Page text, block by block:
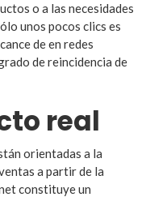
o a las necesidades
unos pocos clics es
de en redes
de reincidencia de
real
orientadas a la
a partir de la
constituye un